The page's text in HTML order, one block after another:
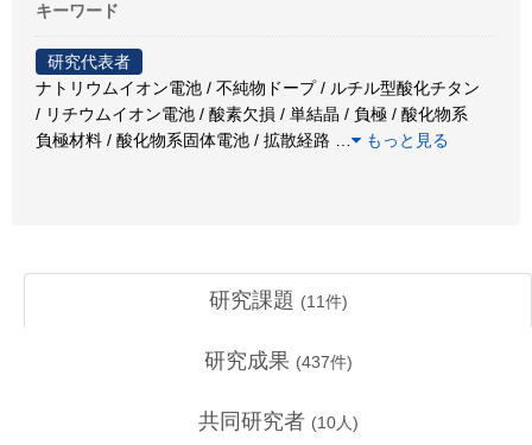
キーワード
研究代表者
ナトリウムイオン電池 / 不純物ドープ / ルチル型酸化チタン
/ リチウムイオン電池 / 酸素欠損 / 単結晶 / 負極 / 酸化物系
負極材料 / 酸化物系固体電池 / 拡散経路
もっと見る
研究課題 (11件)
研究成果 (437件)
共同研究者 (10人)